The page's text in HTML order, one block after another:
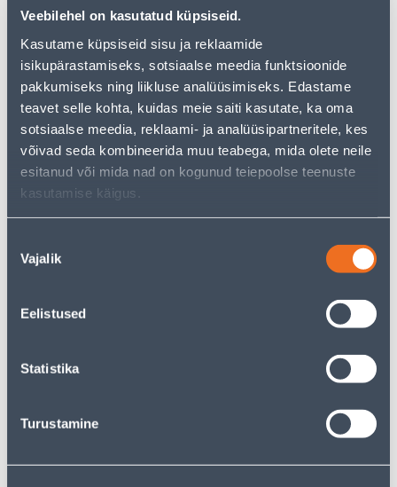
Veebilehel on kasutatud küpsiseid.
Kasutame küpsiseid sisu ja reklaamide
isikupärastamiseks, sotsiaalse meedia funktsioonide
pakkumiseks ning liikluse analüüsimiseks. Edastame
teavet selle kohta, kuidas meie saiti kasutate, ka oma
sotsiaalse meedia, reklaami- ja analüüsipartneritele, kes
võivad seda kombineerida muu teabega, mida olete neile
esitanud või mida nad on kogunud teiepoolse teenuste
kasutamise käigus.
valik
Vajalik
Eelistused
Statistika
Turustamine
Vaata saadavust
• Metallipuur 10,0 mm.
• Sobib mitmesugustele materjalidele – metall,
kõvapuit, torud, plast, pleksiklaas jms.
• Kuni 60% kiirem puurimine tänu optimeeritud
lõikegeomeetriale.
Tarne pakiautomaati al. 2,29 € al. 09.08.2026